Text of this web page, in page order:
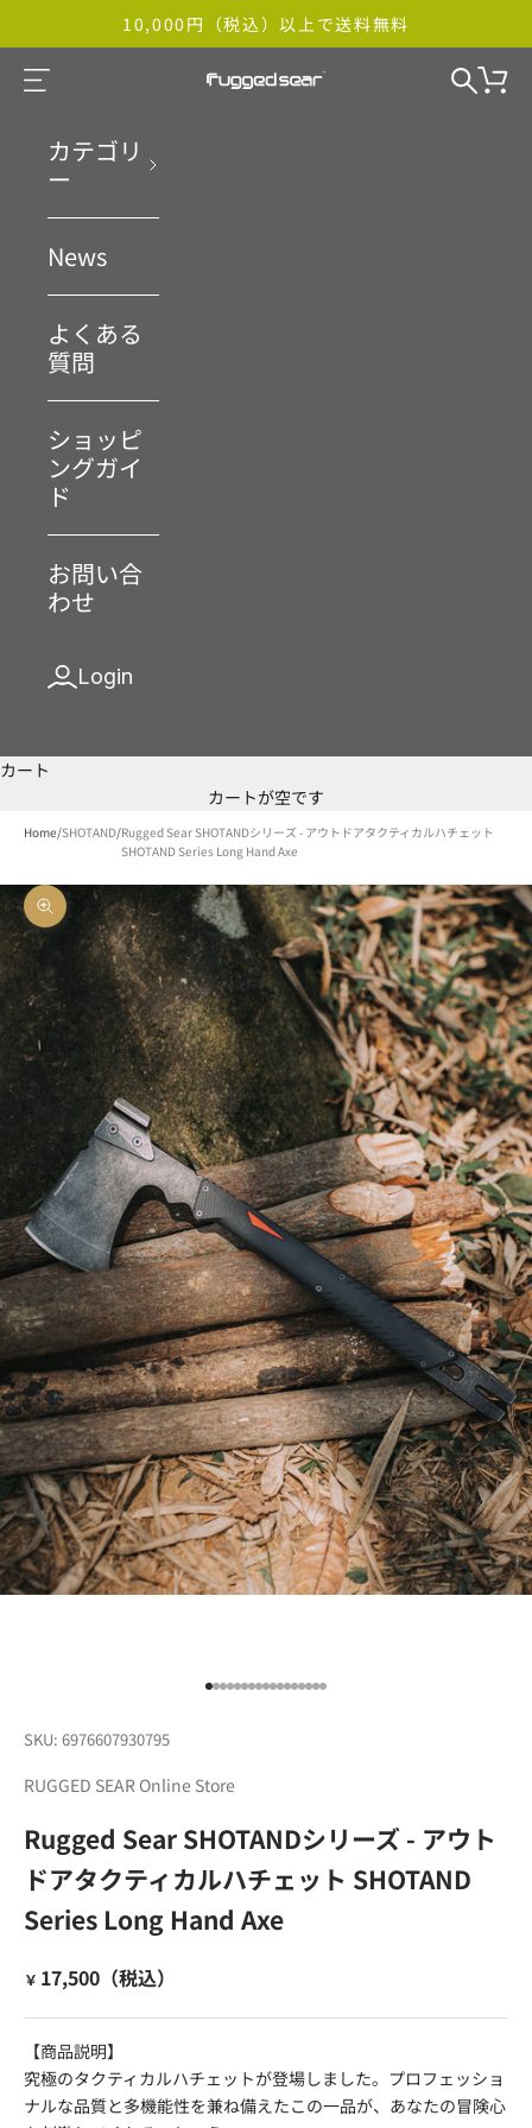
コンテンツへスキップ10,000円（税込）以上で送料無料
Rugged Sear ONLINE STORE
メニュー 検索カート
カテゴリ
ー
News
よくある
質問
ショッピ
ングガイ
ド
お問い合
わせ
Login
カート
カートが空です
Home/SHOTAND/Rugged Sear SHOTANDシリーズ - アウトドアタクティカルハチェット
SHOTAND Series Long Hand Axe
ズームイン
I18n Error: Missing interpolation value
I18n Error: Missing interpolation value
I18n Error: Missing interpolation value
I18n Error: Missing interpolation value
I18n Error: Missing interpolation
I18n Error: Missing interpolation
I18n Error: Missing interpolation
I18n Error: Missing interpolation
I18n Error: Missing interpolation
I18n Error: Missing interpolation
I18n Error: Missing interpolation
I18n Error: Missing
I18n Error: Missing
I18n Error: Missing
I18n Error: Missing
I18n Error: Missing
I18n Error: Missing
SKU: 6976607930795
RUGGED SEAR Online Store
Rugged Sear SHOTANDシリーズ - アウト
ドアタクティカルハチェット SHOTAND
Series Long Hand Axe
セール価格
￥ 17,500（税込）
【商品説明】
究極のタクティカルハチェットが登場しました。 プロフェッショ
ナルな品質と多機能性を兼ね備えたこの一品が、あなたの冒険心